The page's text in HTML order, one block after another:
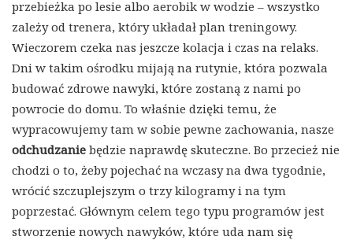
przebieżka po lesie albo aerobik w wodzie – wszystko
zależy od trenera, który układał plan treningowy.
Wieczorem czeka nas jeszcze kolacja i czas na relaks.
Dni w takim ośrodku mijają na rutynie, która pozwala
budować zdrowe nawyki, które zostaną z nami po
powrocie do domu. To właśnie dzięki temu, że
wypracowujemy tam w sobie pewne zachowania, nasze
odchudzanie będzie naprawdę skuteczne. Bo przecież nie
chodzi o to, żeby pojechać na wczasy na dwa tygodnie,
wrócić szczuplejszym o trzy kilogramy i na tym
poprzestać. Głównym celem tego typu programów jest
stworzenie nowych nawyków, które uda nam się